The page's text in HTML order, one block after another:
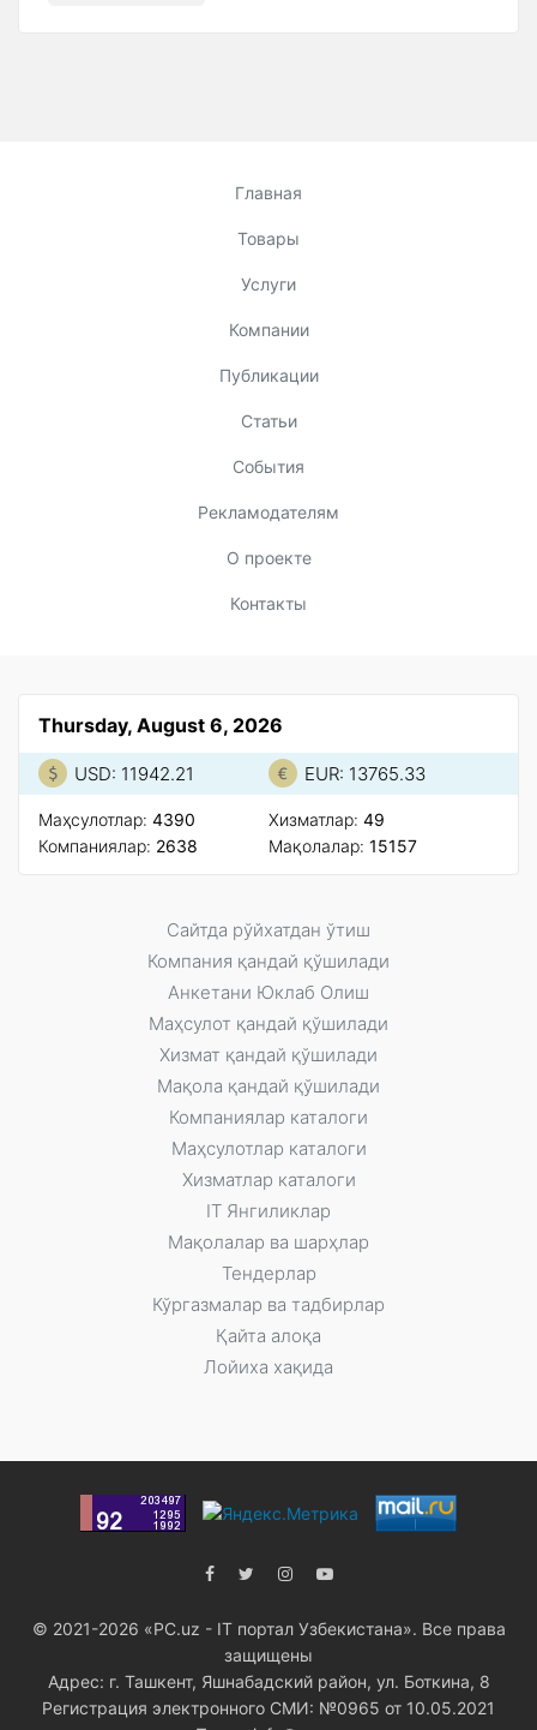
Главная
Товары
Услуги
Компании
Публикации
Статьи
События
Рекламодателям
О проекте
Контакты
Thursday, August 6, 2026
USD: 11942.21 EUR: 13765.33
Маҳсулотлар: 4390
Компаниялар: 2638
Xизматлар: 49
Мақолалар: 15157
Сайтда рўйxатдан ўтиш
Компания қандай қўшилади
Анкетани Юклаб Олиш
Маҳсулот қандай қўшилади
Xизмат қандай қўшилади
Мақола қандай қўшилади
Компаниялар каталоги
Маҳсулотлар каталоги
Xизматлар каталоги
IT Янгиликлар
Мақолалар ва шарҳлар
Тендерлар
Кўргазмалар ва тадбирлар
Қайта алоқа
Лойиха хақида
© 2021-2026 «PC.uz - IT портал Узбекистана». Все права
защищены
Адрес: г. Ташкент, Яшнабадский район, ул. Боткина, 8
Регистрация электронного СМИ: №0965 от 10.05.2021